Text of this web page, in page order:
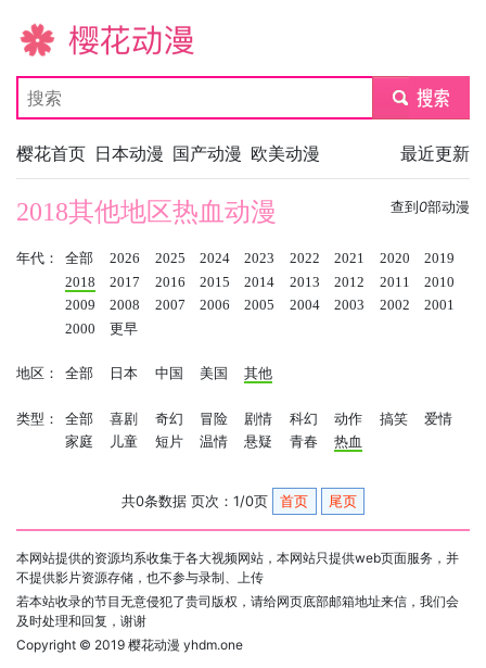
樱花动漫
submit
樱花首页 日本动漫 国产动漫 欧美动漫 最近更新
查到 0部动漫
2018其他地区热血动漫
年代： 全部 2026 2025 2024 2023 2022 2021 2020
2019
2018
2017 2016 2015 2014 2013 2012 2011
2010
2009
2008 2007 2006 2005 2004 2003 2002
2001
2000
更早
地区： 全部 日本 中国 美国 其他
类型： 全部 喜剧 奇幻 冒险 剧情 科幻 动作 搞笑
爱情
家庭
儿童 短片 温情 悬疑 青春 热血
共0条数据 页次：1/0页 首页 尾页
本网站提供的资源均系收集于各大视频网站，本网站只提供web页面服务，并
不提供影片资源存储，也不参与录制、上传
若本站收录的节目无意侵犯了贵司版权，请给网页底部邮箱地址来信，我们会
及时处理和回复，谢谢
Copyright © 2019 樱花动漫 yhdm.one